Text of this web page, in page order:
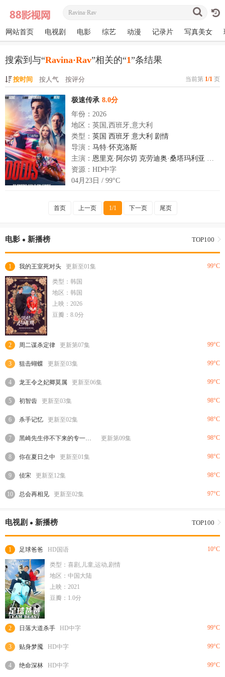
网站首页 电视剧 电影 综艺 动漫 记录片 写真美女
搜索到与“Ravina·Rav”相关的“1”条结果
按时间 按人气 按评分 当前第 1/1 页
极速传承 8.0分
年份：2026
地区：英国,西班牙,意大利
类型： 英国 西班牙 意大利 剧情
导演： 马特·怀克洛斯
主演： 恩里克·阿尔切 克劳迪奥·桑塔玛利亚
资源：HD中字
04月23日 / 99°C
首页 上一页 1/1 下一页 尾页
电影 新播榜 TOP100
1 我的王室死对头 更新至01集 99°C
类型：韩国
地区：韩国
上映：2026
豆瓣：8.0分
2 周二谋杀定律 更新第07集 99°C
3 狙击蝴蝶 更新至03集 99°C
4 龙王令之妃卿莫属 更新至06集 99°C
5 初智齿 更新至03集 98°C
6 杀手记忆 更新至02集 98°C
7 黑崎先生停不下来的专一之爱 更新第09集 98°C
8 你在夏日之中 更新至01集 98°C
9 侦宋 更新至12集 98°C
10 总会再相见 更新至02集 97°C
电视剧 新播榜 TOP100
1 足球爸爸 HD国语 10°C
类型：喜剧,儿童,运动,剧情
地区：中国大陆
上映：2021
豆瓣：1.0分
2 日落大道杀手 HD中字 99°C
3 贴身梦魇 HD中字 99°C
4 绝命深林 HD中字 99°C